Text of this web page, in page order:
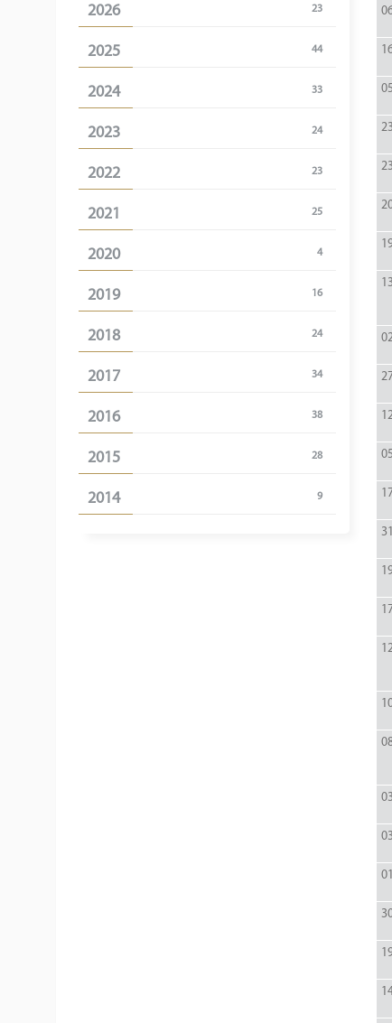
2026 23
2025 44
2024 33
2023 24
2022 23
2021 25
2020 4
2019 16
2018 24
2017 34
2016 38
2015 28
2014 9